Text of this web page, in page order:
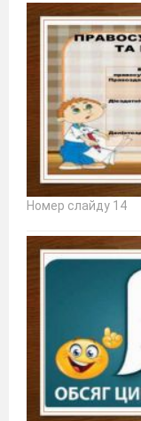
Номер слайду 14